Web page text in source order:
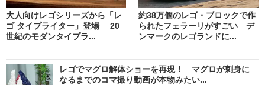
大人向けレゴシリーズから「レ
ゴ タイプライター」登場 20
世紀のモダンタイプラ...
約38万個のレゴ・ブロックで作
られたフェラーリがすごい デ
ンマークのレゴランドに...
レゴでマグロ解体ショーを再現！ マグロが刺身に
なるまでのコマ撮り動画が本物みたい...